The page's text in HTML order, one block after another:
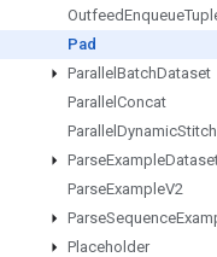
OutfeedEnqueue
Pad
Parallel BatchDataset
Parallel Concat
Parallel DynamicStitch
ParseExample
ParseExampleV2
ParseSequence
Placeholder